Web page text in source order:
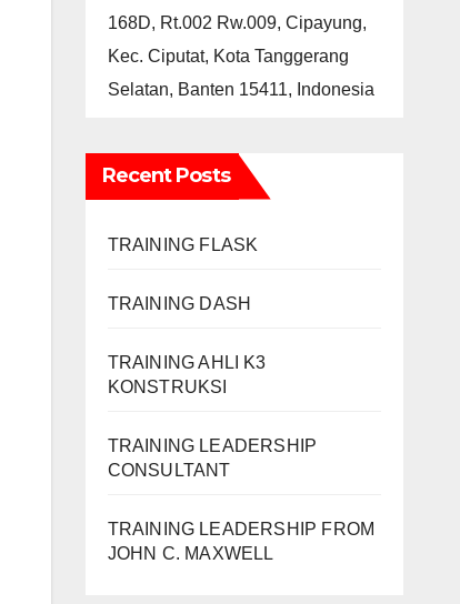
168D, Rt.002 Rw.009, Cipayung,
Kec. Ciputat, Kota Tanggerang
Selatan, Banten 15411, Indonesia
Recent Posts
TRAINING FLASK
TRAINING DASH
TRAINING AHLI K3
KONSTRUKSI
TRAINING LEADERSHIP
CONSULTANT
TRAINING LEADERSHIP FROM
JOHN C. MAXWELL